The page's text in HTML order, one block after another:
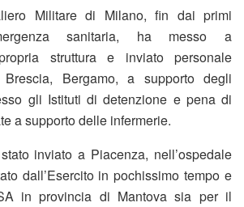
Militare di Milano, fin dai primi
sanitaria, ha messo a
struttura e inviato personale
Bergamo, a supporto degli
gli Istituti di detenzione e pena di
a supporto delle infermerie.
inviato a Piacenza, nell’ospedale
dall’Esercito in pochissimo tempo e
in provincia di Mantova sia per il